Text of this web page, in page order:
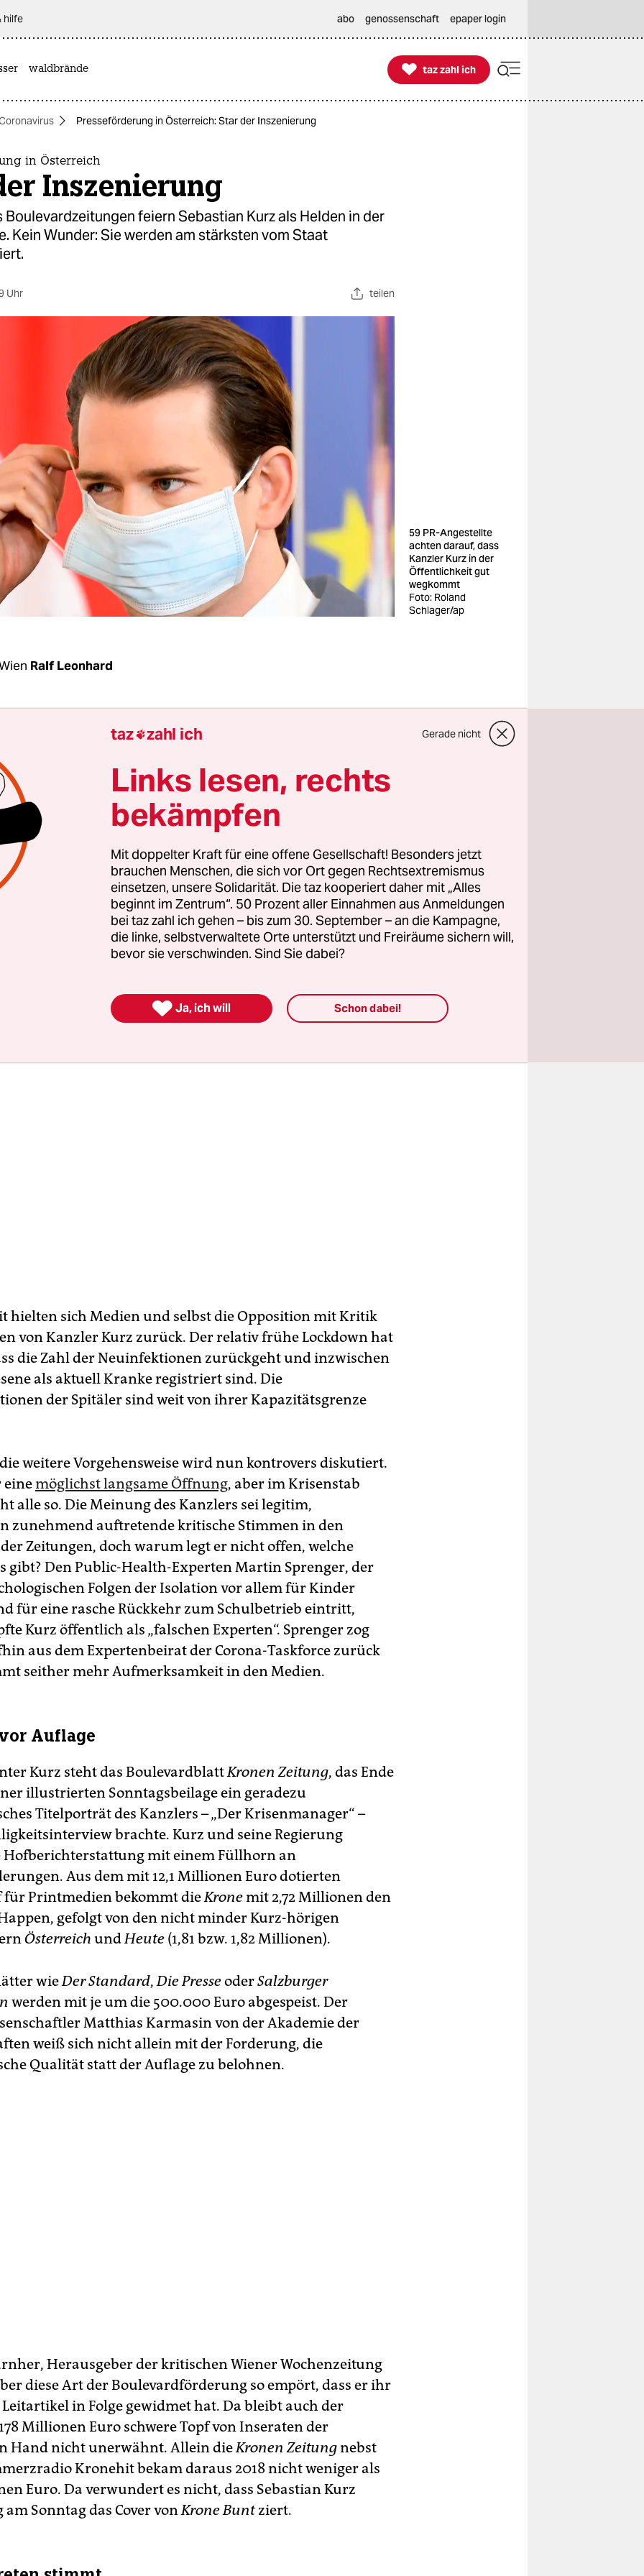
hilfe abo genossenschaft epaper login
waldbrände 
taz zahl ich
taz zahl ich
Presseförderung in Österreich: Star der Inszenierung
in Österreich
Inszenierung
Boulevardzeitungen feiern Sebastian Kurz als Helden in der
Kein Wunder: Sie werden am stärksten vom Staat
Uhr teilen
59 PR-Angestellte
achten darauf, dass
Kanzler Kurz in der
Öffentlichkeit gut
wegkommt
Foto: Roland
Schlager/ap
Ralf Leonhard
Bundeskanzler Sebastian Kurz (ÖVP)
er auch in der Coronakrise bei seinen fast täglichen
der Presse im Kanzleramt. Meist flankiert von
Rudi Anschober (Grüne) und Innenminister Karl
fungiert er als Kommunikator und verkündet die
von Infizierten,dekretiert Ausgehbeschränkungen
oder kündigt vorsichtige Lockerungen im
Wirtschaftsleben an.
des Lockdown am 10. März bis Ostern – also
Monats – wurde Österreichs Bevölkerung mit nicht
44 Pressekonferenzen der Bundesregierung – live
eingestimmt. Neun Mal ist dabei der Regierungschef
hielten sich Medien und selbst die Opposition mit Kritik
von Kanzler Kurz zurück. Der relativ frühe Lockdown hat
die Zahl der Neuinfektionen zurückgeht und inzwischen
als aktuell Kranke registriert sind. Die
der Spitäler sind weit von ihrer Kapazitätsgrenze
weitere Vorgehensweise wird nun kontrovers diskutiert.
einemöglichst langsame Öffnung, aber im Krisenstab
alle so. Die Meinung des Kanzlers sei legitim,
zunehmend auftretende kritische Stimmen in den
Zeitungen, doch warum legt er nicht offen, welche
gibt? Den Public-Health-Experten Martin Sprenger, der
Folgen der Isolation vor allem für Kinder
für eine rasche Rückkehr zum Schulbetrieb eintritt,
Kurz öffentlich als „falschen Experten“. Sprenger zog
aus dem Expertenbeirat der Corona-Taskforce zurück
seither mehr Aufmerksamkeit in den Medien.
Auflage
Kurz steht das BoulevardblattKronen Zeitung, das Ende
illustrierten Sonntagsbeilage ein geradezu
Titelporträt des Kanzlers – „Der Krisenmanager“ –
brachte. Kurz und seine Regierung
Hofberichterstattung mit einem Füllhorn an
Aus dem mit 12,1 Millionen Euro dotierten
für Printmedien bekommt dieKronemit 2,72 Millionen den
gefolgt von den nicht minder Kurz-hörigen
Österreich undHeute (1,81 bzw. 1,82 Millionen).
wieDer Standard,Die PresseoderSalzburger
werden mit je um die 500.000 Euro abgespeist. Der
Matthias Karmasin von der Akademie der
weiß sich nicht allein mit der Forderung, die
Qualität statt der Auflage zu belohnen.
Herausgeber der kritischen Wiener Wochenzeitung
diese Art der Boulevardförderung so empört, dass er ihr
in Folge gewidmet hat. Da bleibt auch der
Millionen Euro schwere Topf von Inseraten der
Hand nicht unerwähnt. Allein dieKronen Zeitungnebst
Kronehit bekam daraus 2018 nicht weniger als
Euro. Da verwundert es nicht, dass Sebastian Kurz
Sonntag das Cover vonKrone Buntziert.
taz zahl ich Gerade nicht
Links lesen, rechts
bekämpfen
Mit doppelter Kraft für eine offene Gesellschaft! Besonders jetzt
brauchen Menschen, die sich vor Ort gegen Rechtsextremismus
einsetzen, unsere Solidarität. Die taz kooperiert daher mit „Alles
beginnt im Zentrum“. 50 Prozent aller Einnahmen aus Anmeldungen
bei taz zahl ich gehen – bis zum 30. September – an die Kampagne,
die linke, selbstverwaltete Orte unterstützt und Freiräume sichern will,
bevor sie verschwinden. Sind Sie dabei?
 Ja, ich will Schon dabei!